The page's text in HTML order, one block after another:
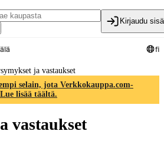
Kirjaudu
fi
ja vastaukset
selain, jota Verkkokauppa.com-
lisää täältä.
vastaukset